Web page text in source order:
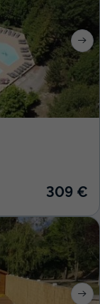
309 €